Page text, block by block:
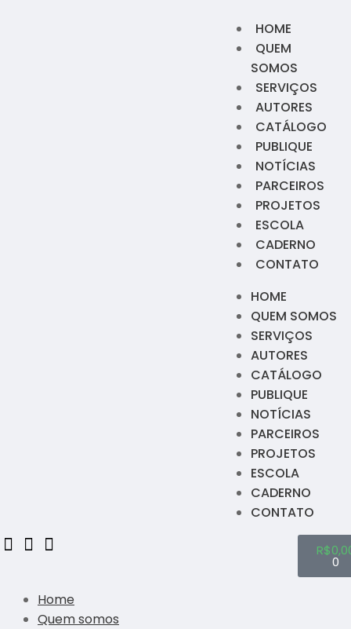
HOME
QUEM
SOMOS
SERVIÇOS
AUTORES
CATÁLOGO
PUBLIQUE
NOTÍCIAS
PARCEIROS
PROJETOS
ESCOLA
CADERNO
CONTATO
HOME
QUEM SOMOS
SERVIÇOS
AUTORES
CATÁLOGO
PUBLIQUE
NOTÍCIAS
PARCEIROS
PROJETOS
ESCOLA
CADERNO
CONTATO
R$
0
Home
Quem somos